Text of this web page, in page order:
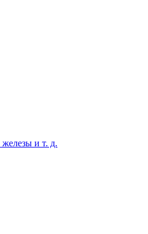
и т. д.